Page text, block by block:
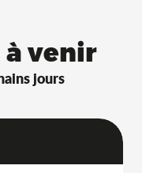
à venir
jours